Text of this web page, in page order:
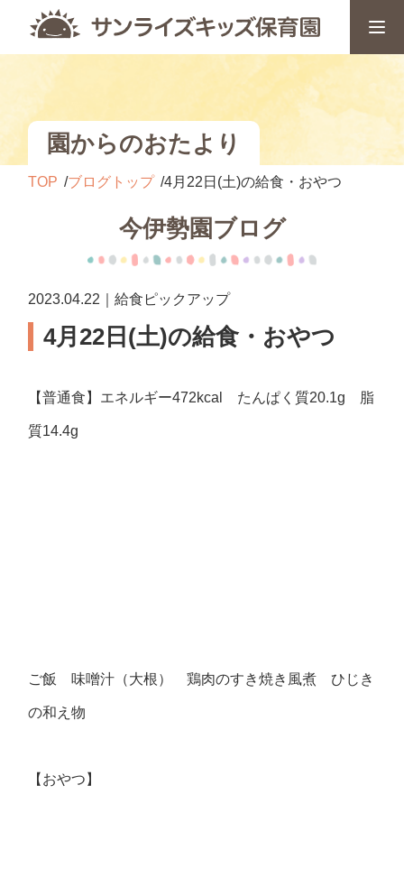
園からのおたより
TOP ブログトップ 4月22日(土)の給食・おやつ
今伊勢園ブログ
2023.04.22｜給食ピックアップ
4月22日(土)の給食・おやつ
【普通食】エネルギー472kcal たんぱく質20.1g 脂
質14.4g
ご飯 味噌汁（大根） 鶏肉のすき焼き風煮 ひじき
の和え物
【おやつ】